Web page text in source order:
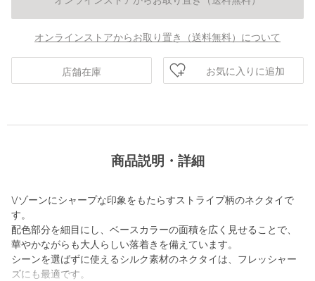
オンラインストアからお取り置き（送料無料）について
店舗在庫 お気に入りに追加
商品説明・詳細
Vゾーンにシャープな印象をもたらすストライプ柄のネクタイで
す。
配色部分を細目にし、ベースカラーの面積を広く見せることで、
華やかながらも大人らしい落着きを備えています。
シーンを選ばずに使えるシルク素材のネクタイは、フレッシャー
ズにも最適です。